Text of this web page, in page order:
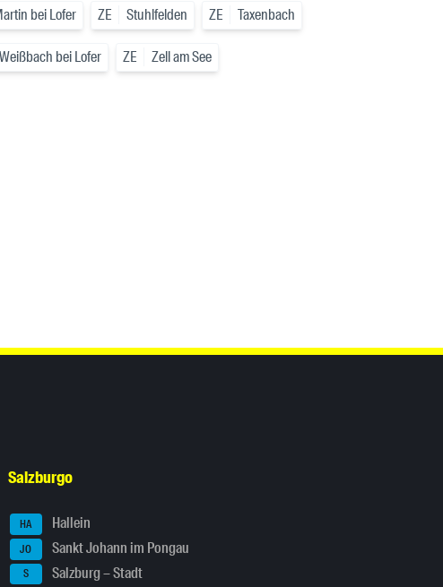
bei Lofer ZE Stuhlfelden ZE Taxenbach
Weißbach bei Lofer ZE Zell am See
Salzburgo
HA Hallein
JO Sankt Johann im Pongau
S Salzburg – Stadt